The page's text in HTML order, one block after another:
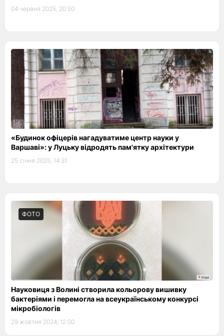
04 червня 2025, 20:50
«Будинок офіцерів нагадуватиме центр науки у
Варшаві»: у Луцьку відродять пам'ятку архітектури
25 січня 2025, 14:31
ФОТО
Науковиця з Волині створила кольорову вишивку
бактеріями і перемогла на всеукраїнському конкурсі
мікробіологів
29 жовтня 2024, 12:00